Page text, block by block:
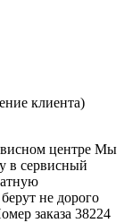
клиента)
центре Мы
в сервисный
не дорого
заказа 38224